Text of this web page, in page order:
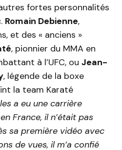
fortes personnalités
Romain Debienne,
et des « anciens »
, pionnier du MMA en
à l’UFC, ou Jean-
, légende de la boxe
la team Karaté
a eu une carrière
France, il n’était pas
sa première vidéo avec
de vues, il m’a confié